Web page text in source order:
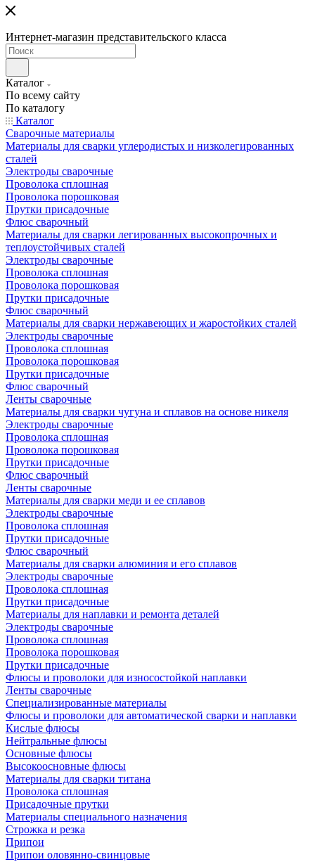
Интернет-магазин представительского класса
Каталог
По всему сайту
По каталогу
Каталог
Сварочные материалы
Материалы для сварки углеродистых и низколегированных
сталей
Электроды сварочные
Проволока сплошная
Проволока порошковая
Прутки присадочные
Флюс сварочный
Материалы для сварки легированных высокопрочных и
теплоустойчивых сталей
Электроды сварочные
Проволока сплошная
Проволока порошковая
Прутки присадочные
Флюс сварочный
Материалы для сварки нержавеющих и жаростойких сталей
Электроды сварочные
Проволока сплошная
Проволока порошковая
Прутки присадочные
Флюс сварочный
Ленты сварочные
Материалы для сварки чугуна и сплавов на основе никеля
Электроды сварочные
Проволока сплошная
Проволока порошковая
Прутки присадочные
Флюс сварочный
Ленты сварочные
Материалы для сварки меди и ее сплавов
Электроды сварочные
Проволока сплошная
Прутки присадочные
Флюс сварочный
Материалы для сварки алюминия и его сплавов
Электроды сварочные
Проволока сплошная
Прутки присадочные
Материалы для наплавки и ремонта деталей
Электроды сварочные
Проволока сплошная
Проволока порошковая
Прутки присадочные
Флюсы и проволоки для износостойкой наплавки
Ленты сварочные
Специализированные материалы
Флюсы и проволоки для автоматической сварки и наплавки
Кислые флюсы
Нейтральные флюсы
Основные флюсы
Высокоосновные флюсы
Материалы для сварки титана
Проволока сплошная
Присадочные прутки
Материалы специального назначения
Строжка и резка
Припои
Припои оловянно-свинцовые